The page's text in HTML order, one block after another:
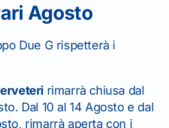
Estera
Agosto
Due G rispetterà i
rimarrà chiusa dal
Dal 10 al 14 Agosto e dal
rimarrà aperta con i